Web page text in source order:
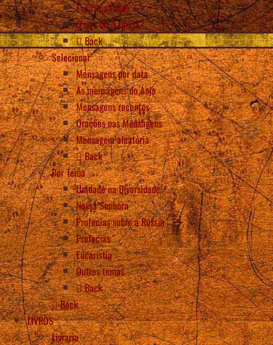
Espiritualidade
O que diz a Igreja?
Back
Selecionar
Mensagens por data
As mensagens do Anjo
Mensagens recentes
Orações nas Mensagens
Mensagem aleatória
Back
Por Tema
Unidade na Diversidade
Nossa Senhora
Profecias sobre a Rússia
Profecias
Eucaristia
Outros temas
Back
Back
LIVROS
Livraria